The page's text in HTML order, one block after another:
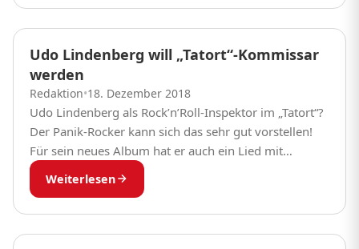
Udo Lindenberg will „Tatort“-Kommissar
werden
Redaktion•18. Dezember 2018
Udo Lindenberg als Rock’n’Roll-Inspektor im „Tatort“?
Der Panik-Rocker kann sich das sehr gut vorstellen!
Für sein neues Album hat er auch ein Lied mit
„Tatort“-Kommissarin Maria Furtwängler
aufgenommen – und...
Weiterlesen